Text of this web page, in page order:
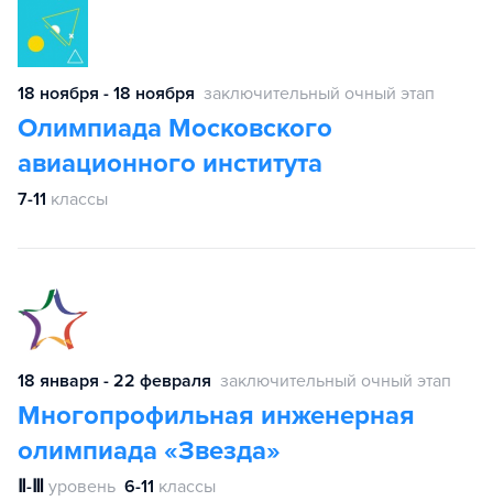
18 ноября - 18 ноября заключительный очный этап
Олимпиада Московского
авиационного института
7-11 классы
18 января - 22 февраля заключительный очный этап
Многопрофильная инженерная
олимпиада «Звезда»
Ⅱ-Ⅲ уровень 6-11 классы